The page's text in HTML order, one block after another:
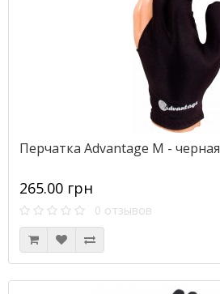
Перчатка Advantage M - черная
265.00 грн
0 отзывов